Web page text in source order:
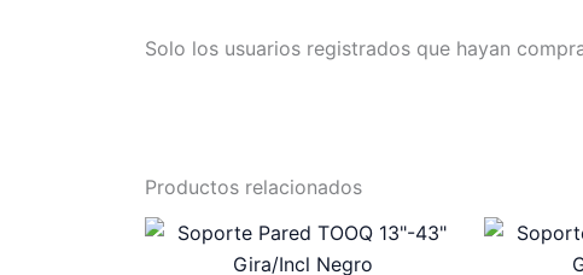
Solo los usuarios registrados que hayan
Productos relacionados